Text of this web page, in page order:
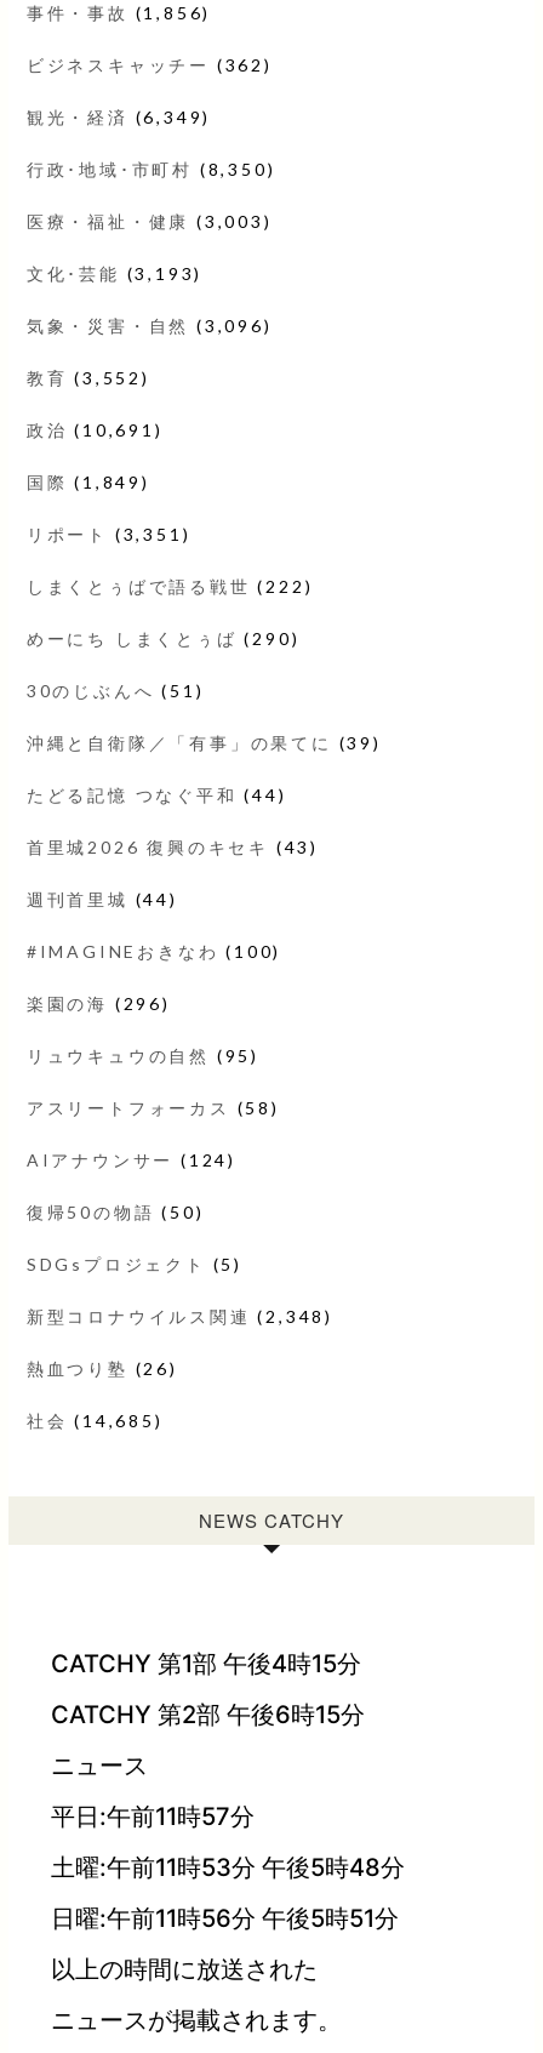
事件・事故 (1,856)
ビジネスキャッチー (362)
観光・経済 (6,349)
行政･地域･市町村 (8,350)
医療・福祉・健康 (3,003)
文化･芸能 (3,193)
気象・災害・自然 (3,096)
教育 (3,552)
政治 (10,691)
国際 (1,849)
リポート (3,351)
しまくとぅばで語る戦世 (222)
めーにち しまくとぅば (290)
30のじぶんへ (51)
沖縄と自衛隊／「有事」の果てに (39)
たどる記憶 つなぐ平和 (44)
首里城2026 復興のキセキ (43)
週刊首里城 (44)
#IMAGINEおきなわ (100)
楽園の海 (296)
リュウキュウの自然 (95)
アスリートフォーカス (58)
AIアナウンサー (124)
復帰50の物語 (50)
SDGsプロジェクト (5)
新型コロナウイルス関連 (2,348)
熱血つり塾 (26)
社会 (14,685)
NEWS CATCHY
CATCHY 第1部 午後4時15分
CATCHY 第2部 午後6時15分
ニュース
平日:午前11時57分
土曜:午前11時53分 午後5時48分
日曜:午前11時56分 午後5時51分
以上の時間に放送された
ニュースが掲載されます。